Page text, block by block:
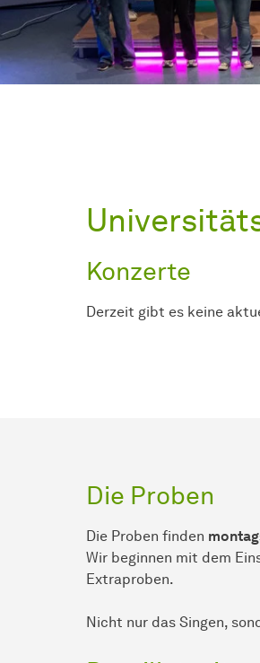
Konzerte
Derzeit gibt es keine
Die Proben
Die Proben finden
Wir beginnen mit dem
Extraproben.
Nicht nur das Singen,